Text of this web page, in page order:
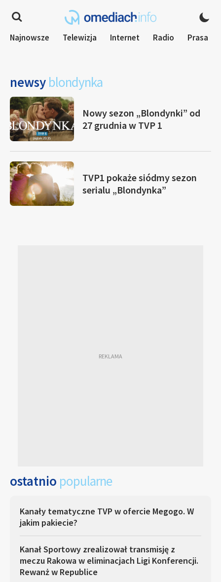
Najnowsze Telewizja Internet Radio Prasa
newsy blondynka
Nowy sezon „Blondynki” od
27 grudnia w TVP 1
TVP1 pokaże siódmy sezon
serialu „Blondynka”
ostatnio popularne
Kanały tematyczne TVP w ofercie Megogo. W
jakim pakiecie?
Kanał Sportowy zrealizował transmisję z
meczu Rakowa w eliminacjach Ligi Konferencji.
Rewanż w Republice